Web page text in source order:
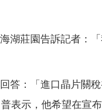
湖莊園告訴記者：
答：「進口晶片關稅
表示，他希望在宣